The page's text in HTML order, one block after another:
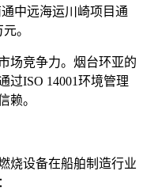
中远海运川崎项目通
。
场竞争力。烟台环亚的
过ISO 14001环境管理
赖。
烧设备在船舶制造行业